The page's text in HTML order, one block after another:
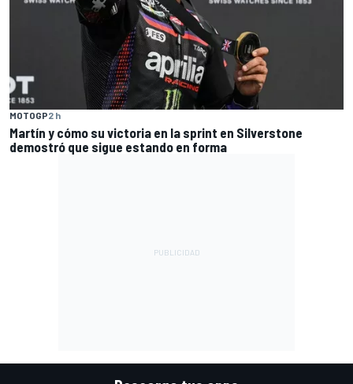
MOTOGP2 h
Martín y cómo su victoria en la sprint en Silverstone
demostró que sigue estando en forma